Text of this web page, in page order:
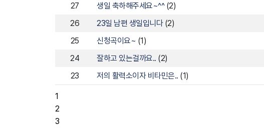
27
생일 축하해주세요~^^ (2)
26
23일 남편 생일입니다 (2)
25
신청곡이요~ (1)
24
잘하고 있는걸까요.. (2)
23
저의 활력소이자 비타민은.. (1)
1
2
3